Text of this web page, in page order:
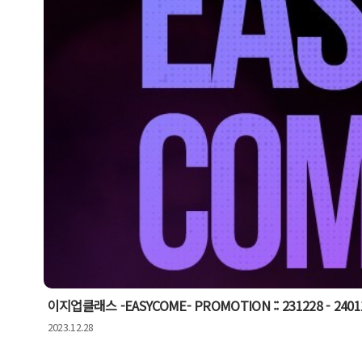
이지업클래스 -EASYCOME- PROMOTION :: 231228 -
2023.12.28